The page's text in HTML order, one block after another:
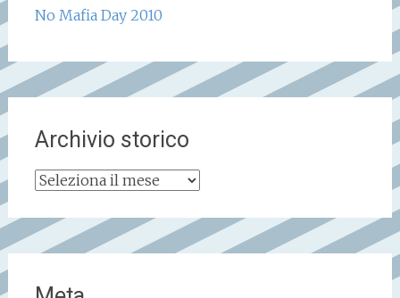
No Mafia Day 2010
Archivio storico
Archivio